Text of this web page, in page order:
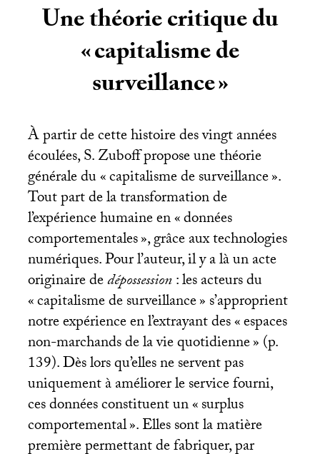
Une théorie critique du
«capitalisme de
surveillance»
À partir de cette histoire des vingt années
écoulées, S. Zuboff propose une théorie
générale du «capitalisme de surveillance».
Tout part de la transformation de
l’expérience humaine en «données
comportementales», grâce aux technologies
numériques. Pour l’auteur, il y a là un acte
originaire dedépossession: les acteurs du
«capitalisme de surveillance» s’approprient
notre expérience en l’extrayant des «espaces
non-marchands de la vie quotidienne» (p.
139). Dès lors qu’elles ne servent pas
uniquement à améliorer le service fourni,
ces données constituent un «surplus
comportemental». Elles sont la matière
première permettant de fabriquer, par